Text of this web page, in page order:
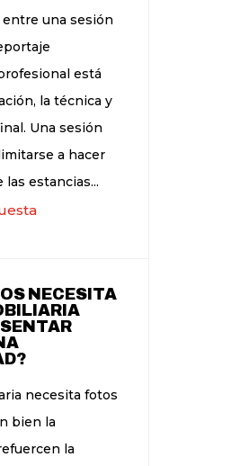
una sesión
está
la técnica y
Una sesión
a hacer
las estancias...
NECESITA
necesita fotos
bien la
la